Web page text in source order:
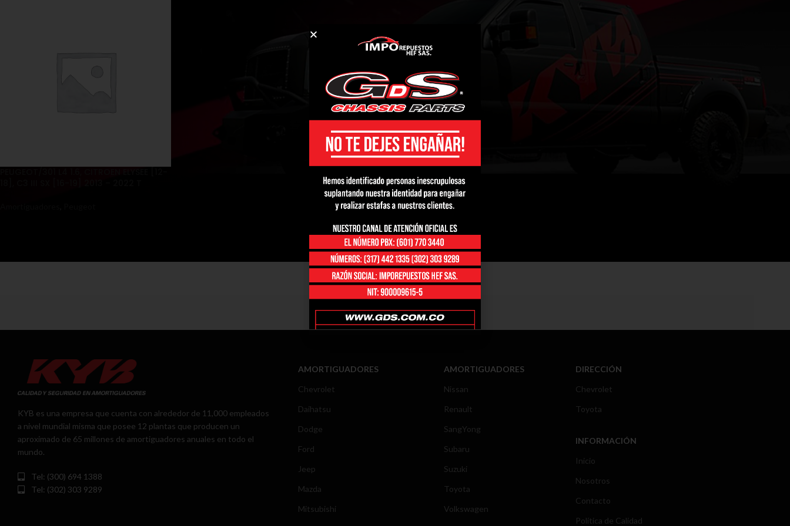
← 1 2
KYB es una empresa que cuenta con alrededor de 11,000 empleados
a nivel mundial misma que posee 12 plantas que producen un
aproximado de 65 millones de amortiguadores anuales en todo el
mundo.
Tel: (300) 694 1388
Tel: (302) 303 9289
AMORTIGUADORES
Chevrolet
Daihatsu
Dodge
Ford
Jeep
Mazda
Mitsubishi
AMORTIGUADORES
Nissan
Renault
SangYong
Subaru
Suzuki
Toyota
Volkswagen
DIRECCIÓN
Chevrolet
Toyota
INFORMACIÓN
Inicio
Nosotros
Contacto
Política de Calidad